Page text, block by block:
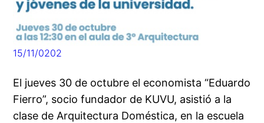
15/11/0202
El jueves 30 de octubre el economista “Eduardo
Fierro”, socio fundador de KUVU, asistió a la
clase de Arquitectura Doméstica, en la escuela